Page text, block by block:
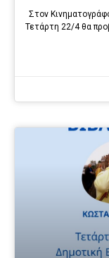
Στον
Τετάρτη 22/4 θα